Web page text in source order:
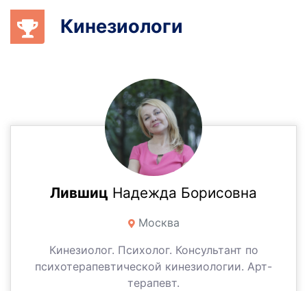
Кинезиологи
Лившиц Надежда Борисовна
Москва
Кинезиолог. Психолог. Консультант по
психотерапевтической кинезиологии. Арт-
терапевт.